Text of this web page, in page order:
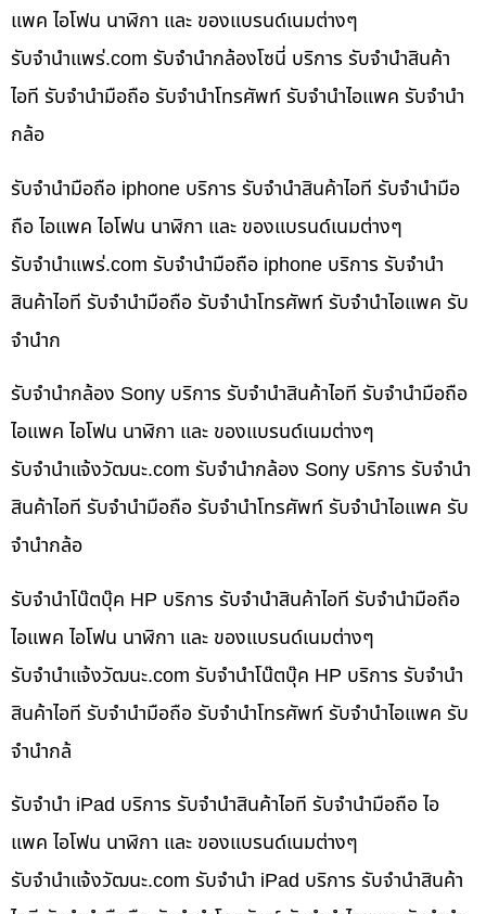
แพค ไอโฟน นาฬิกา และ ของแบรนด์เนมต่างๆ
รับจํานําแพร่.com รับจำนำกล้องโซนี่ บริการ รับจำนำสินค้า
ไอที รับจำนำมือถือ รับจำนำโทรศัพท์ รับจำนำไอแพค รับจำนำ
กล้อ
รับจำนำมือถือ iphone บริการ รับจำนำสินค้าไอที รับจำนำมือ
ถือ ไอแพค ไอโฟน นาฬิกา และ ของแบรนด์เนมต่างๆ
รับจํานําแพร่.com รับจำนำมือถือ iphone บริการ รับจำนำ
สินค้าไอที รับจำนำมือถือ รับจำนำโทรศัพท์ รับจำนำไอแพค รับ
จำนำก
รับจำนำกล้อง Sony บริการ รับจำนำสินค้าไอที รับจำนำมือถือ
ไอแพค ไอโฟน นาฬิกา และ ของแบรนด์เนมต่างๆ
รับจํานําแจ้งวัฒนะ.com รับจำนำกล้อง Sony บริการ รับจำนำ
สินค้าไอที รับจำนำมือถือ รับจำนำโทรศัพท์ รับจำนำไอแพค รับ
จำนำกล้อ
รับจำนำโน๊ตบุ๊ค HP บริการ รับจำนำสินค้าไอที รับจำนำมือถือ
ไอแพค ไอโฟน นาฬิกา และ ของแบรนด์เนมต่างๆ
รับจํานําแจ้งวัฒนะ.com รับจำนำโน๊ตบุ๊ค HP บริการ รับจำนำ
สินค้าไอที รับจำนำมือถือ รับจำนำโทรศัพท์ รับจำนำไอแพค รับ
จำนำกล้
รับจำนำ iPad บริการ รับจำนำสินค้าไอที รับจำนำมือถือ ไอ
แพค ไอโฟน นาฬิกา และ ของแบรนด์เนมต่างๆ
รับจํานําแจ้งวัฒนะ.com รับจำนำ iPad บริการ รับจำนำสินค้า